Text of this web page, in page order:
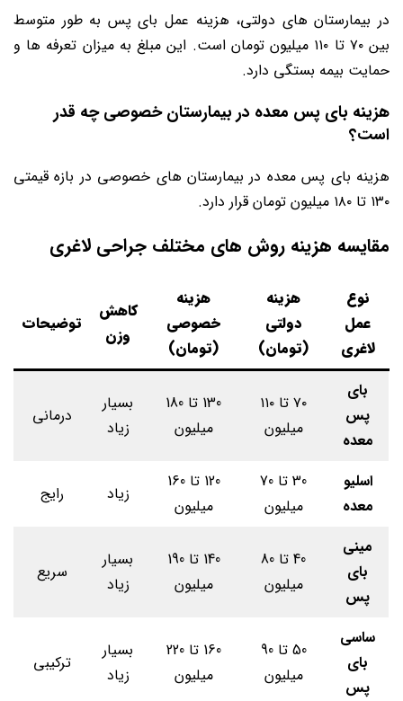
در بیمارستان های دولتی، هزینه عمل بای پس به طور متوسط
بین ۷۰ تا ۱۱۰ میلیون تومان است. این مبلغ به میزان تعرفه ها و
حمایت بیمه بستگی دارد.
هزینه بای پس معده در بیمارستان خصوصی چه قدر
است؟
هزینه بای پس معده در بیمارستان های خصوصی در بازه قیمتی
۱۳۰ تا ۱۸۰ میلیون تومان قرار دارد.
مقایسه هزینه روش های مختلف جراحی لاغری
نوع
عمل
لاغری
هزینه
دولتی
(تومان)
هزینه
خصوصی
(تومان)
کاهش
وزن
توضیحات
بای
پس
معده
۷۰ تا ۱۱۰
میلیون
130 تا 180
میلیون
بسیار
زیاد
درمانی
اسلیو
معده
30 تا 70
میلیون
120 تا 160
میلیون
زیاد رایج
مینی
بای
پس
40 تا 80
میلیون
140 تا 190
میلیون
بسیار
زیاد
سریع
ساسی
بای
پس
50 تا 90
میلیون
160 تا 220
میلیون
بسیار
زیاد
ترکیبی